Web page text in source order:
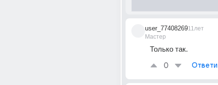
user_77408269
Мастер
11лет
Только так.
0